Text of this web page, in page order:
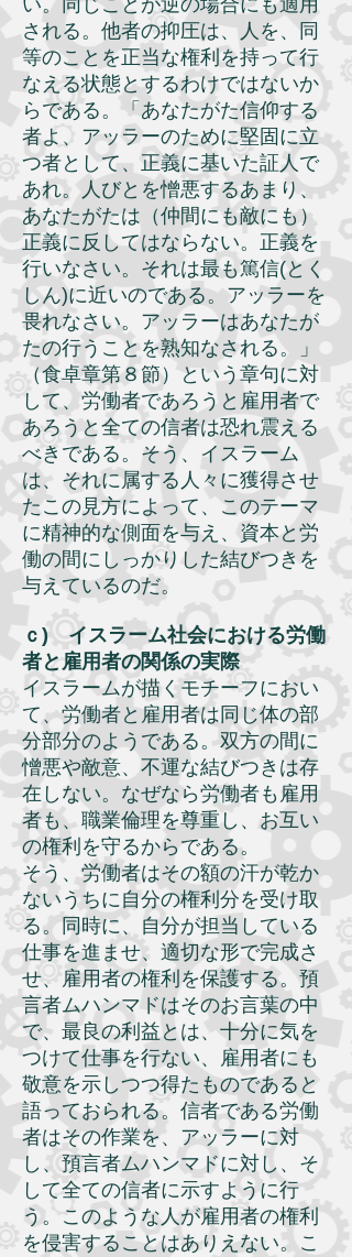
い。同じことが逆の場合にも適用
される。他者の抑圧は、人を、同
等のことを正当な権利を持って行
なえる状態とするわけではないか
らである。「あなたがた信仰する
者よ、アッラーのために堅固に立
つ者として、正義に基いた証人で
あれ。人びとを憎悪するあまり、
あなたがたは（仲間にも敵にも）
正義に反してはならない。正義を
行いなさい。それは最も篤信(とく
しん)に近いのである。アッラーを
畏れなさい。アッラーはあなたが
たの行うことを熟知なされる。」
（食卓章第８節）という章句に対
して、労働者であろうと雇用者で
あろうと全ての信者は恐れ震える
べきである。そう、イスラーム
は、それに属する人々に獲得させ
たこの見方によって、このテーマ
に精神的な側面を与え、資本と労
働の間にしっかりした結びつきを
与えているのだ。
ｃ) イスラーム社会における労働
者と雇用者の関係の実際
イスラームが描くモチーフにおい
て、労働者と雇用者は同じ体の部
分部分のようである。双方の間に
憎悪や敵意、不運な結びつきは存
在しない。なぜなら労働者も雇用
者も、職業倫理を尊重し、お互い
の権利を守るからである。
そう、労働者はその額の汗が乾か
ないうちに自分の権利分を受け取
る。同時に、自分が担当している
仕事を進ませ、適切な形で完成さ
せ、雇用者の権利を保護する。預
言者ムハンマドはそのお言葉の中
で、最良の利益とは、十分に気を
つけて仕事を行ない、雇用者にも
敬意を示しつつ得たものであると
語っておられる。信者である労働
者はその作業を、アッラーに対
し、預言者ムハンマドに対し、そ
して全ての信者に示すように行
う。このような人が雇用者の権利
を侵害することはありえない。こ